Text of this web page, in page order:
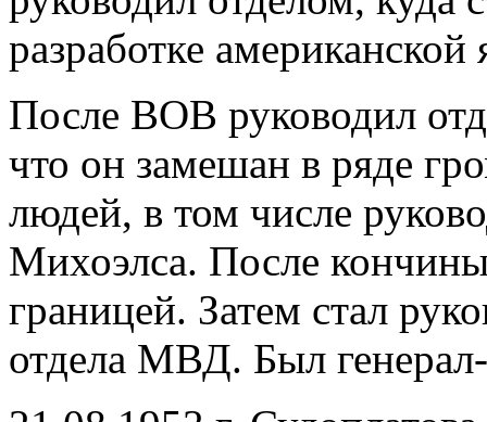
разработке
После ВОВ руководил
что он замешан в ряде
людей, в том числе
Михоэлса. После кончины
границей. Затем стал
отдела МВД. Был